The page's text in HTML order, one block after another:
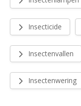
Insecticide
Insectenvallen
Insectenwering